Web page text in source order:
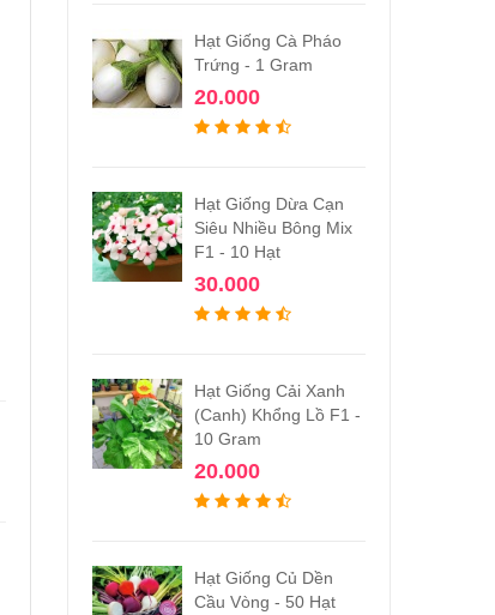
Hạt Giống Cà Pháo
Trứng - 1 Gram
20.000
Hạt Giống Dừa Cạn
Siêu Nhiều Bông Mix
F1 - 10 Hạt
30.000
Hạt Giống Cải Xanh
(Canh) Khổng Lồ F1 -
10 Gram
20.000
Hạt Giống Củ Dền
Cầu Vòng - 50 Hạt